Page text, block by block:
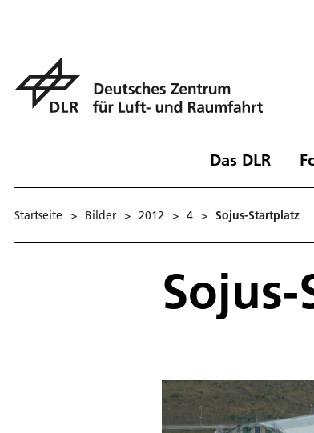
Das DLR
Startseite > Bilder > 2012 > 4 > Sojus-Startplatz